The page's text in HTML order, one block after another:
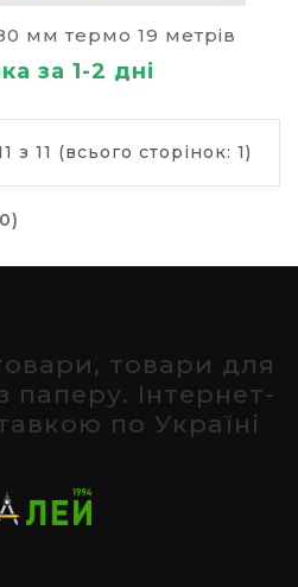
мм термо 19 метрів
за 1-2 дні
з 11 (всього сторінок: 1)
товари для
паперу. Інтернет-
по Україні